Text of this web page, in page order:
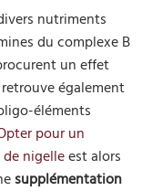
nutriments
du complexe B
un effet
retrouve également
éléments
pour un
de nigelleest alors
supplémentation